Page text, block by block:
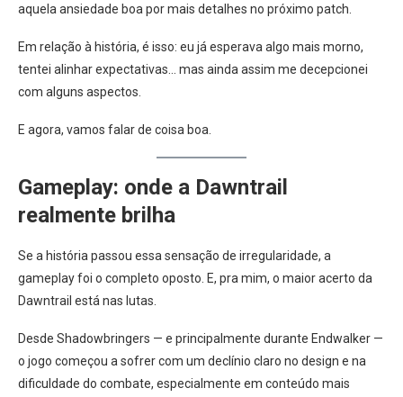
aquela ansiedade boa por mais detalhes no próximo patch.
Em relação à história, é isso: eu já esperava algo mais morno,
tentei alinhar expectativas… mas ainda assim me decepcionei
com alguns aspectos.
E agora, vamos falar de coisa boa.
Gameplay: onde a Dawntrail
realmente brilha
Se a história passou essa sensação de irregularidade, a
gameplay foi o completo oposto. E, pra mim, o maior acerto da
Dawntrail está nas lutas.
Desde Shadowbringers — e principalmente durante Endwalker —
o jogo começou a sofrer com um declínio claro no design e na
dificuldade do combate, especialmente em conteúdo mais